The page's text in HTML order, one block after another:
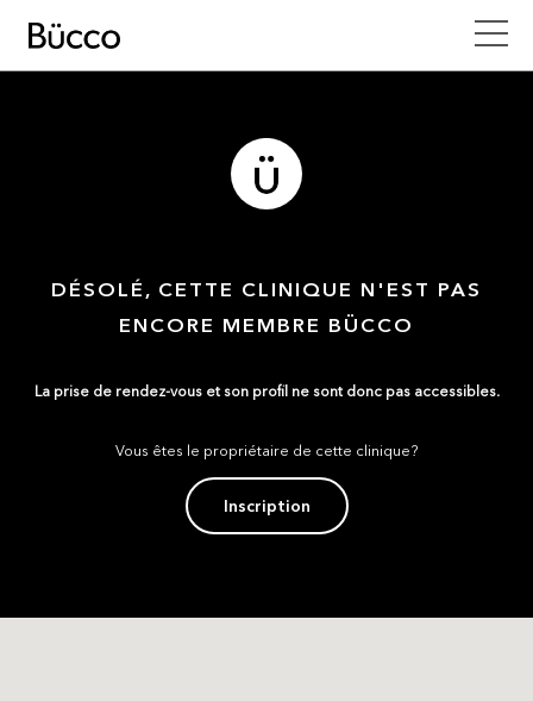
DÉSOLÉ, CETTE CLINIQUE N'EST PAS
ENCORE MEMBRE BÜCCO
La prise de rendez-vous et son profil ne sont donc pas accessibles.
Vous êtes le propriétaire de cette clinique?
Inscription